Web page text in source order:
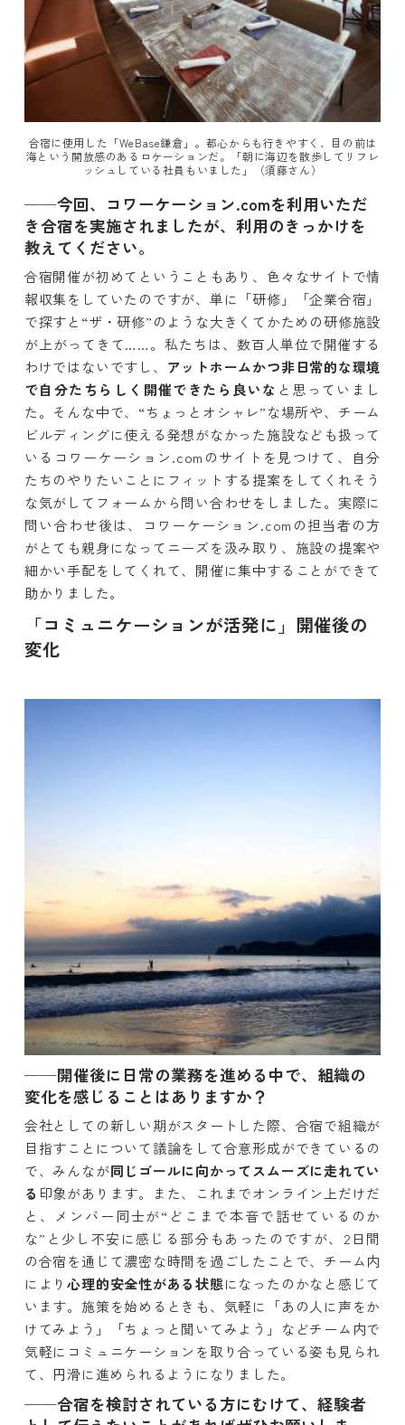
合宿に使用した「WeBase鎌倉」。都心からも行きやすく、目の前は
海という開放感のあるロケーションだ。「朝に海辺を散歩してリフレ
ッシュしている社員もいました」（須藤さん）
──今回、コワーケーション.comを利用いただ
き合宿を実施されましたが、利用のきっかけを
教えてください。
合宿開催が初めてということもあり、色々なサイトで情
報収集をしていたのですが、単に「研修」「企業合宿」
で探すと“ザ・研修”のような大きくてかための研修施設
が上がってきて……。私たちは、数百人単位で開催する
わけではないですし、 アットホームかつ非日常的な環境
で自分たちらしく開催できたら良いな と思っていまし
た。そんな中で、“ちょっとオシャレ”な場所や、チーム
ビルディングに使える発想がなかった施設なども扱って
いるコワーケーション.comのサイトを見つけて、自分
たちのやりたいことにフィットする提案をしてくれそう
な気がしてフォームから問い合わせをしました。実際に
問い合わせ後は、コワーケーション.comの担当者の方
がとても親身になってニーズを汲み取り、施設の提案や
細かい手配をしてくれて、開催に集中することができて
助かりました。
「コミュニケーションが活発に」開催後の
変化
──開催後に日常の業務を進める中で、組織の
変化を感じることはありますか？
会社としての新しい期がスタートした際、合宿で組織が
目指すことについて議論をして合意形成ができているの
で、みんなが同じゴールに向かってスムーズに走れてい
る 印象があります。また、これまでオンライン上だけだ
と、メンバー同士が“どこまで本音で話せているのか
な”と少し不安に感じる部分もあったのですが、2日間
の合宿を通じて濃密な時間を過ごしたことで、チーム内
により心理的安全性がある状態になったのかなと感じて
います。施策を始めるときも、気軽に「あの人に声をか
けてみよう」「ちょっと聞いてみよう」などチーム内で
気軽にコミュニケーションを取り合っている姿も見られ
て、円滑に進められるようになりました。
──合宿を検討されている方にむけて、経験者